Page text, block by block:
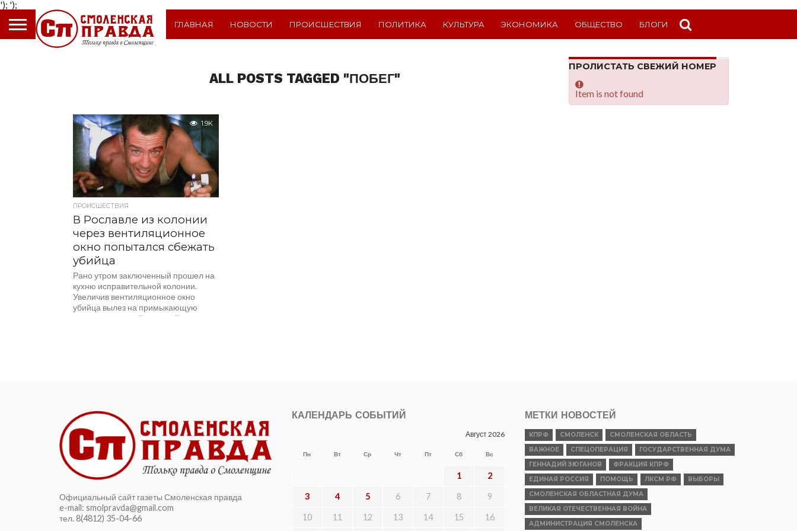
');
ГЛАВНАЯ НОВОСТИ ПРОИСШЕСТВИЯ ПОЛИТИКА КУЛЬТУРА ЭКОНОМИКА ОБЩЕСТВО БЛОГИ
ALL POSTS TAGGED "ПОБЕГ"
1.9K
ПРОИСШЕСТВИЯ
В Рославле из колонии
через вентиляционное
окно попытался сбежать
убийца
Рано утром заключенный прошел на
кухню исправительной колонии.
Увеличив вентиляционное окно
убийца вылез на примыкающую
территорию хозяйственной
ПРОЛИСТАТЬ СВЕЖИЙ НОМЕР
Item is not found
Официальный сайт газеты Смоленская правда
e-mail: smolpravda@gmail.com
тел. 8(4812) 35-04-66
КАЛЕНДАРЬ СОБЫТИЙ
Август 2026
Пн Вт Ср Чт Пт Сб Вс
1 2
3 4 5 6 7 8 9
10 11 12 13 14 15 16
МЕТКИ НОВОСТЕЙ
КПРФ СМОЛЕНСК
СМОЛЕНСКАЯ ОБЛАСТЬ
ВАЖНОЕ
СПЕЦОПЕРАЦИЯ
ГОСУДАРСТВЕННАЯ ДУМА
ГЕННАДИЙ ЗЮГАНОВ
ФРАКЦИЯ КПРФ
ЕДИНАЯ РОССИЯ
ПОМОЩЬ ЛКСМ РФ
ВЫБОРЫ
СМОЛЕНСКАЯ ОБЛАСТНАЯ ДУМА
ВЕЛИКАЯ ОТЕЧЕСТВЕННАЯ ВОЙНА
АДМИНИСТРАЦИЯ СМОЛЕНСКА
');